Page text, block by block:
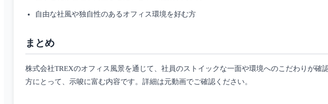
自由な社風や独自性のあるオフィス環境を好む方
まとめ
株式会社TREXのオフィス風景を通じて、社員のストイックな一面や環境へのこだわりが
方にとって、示唆に富む内容です。詳細は元動画でご確認ください。